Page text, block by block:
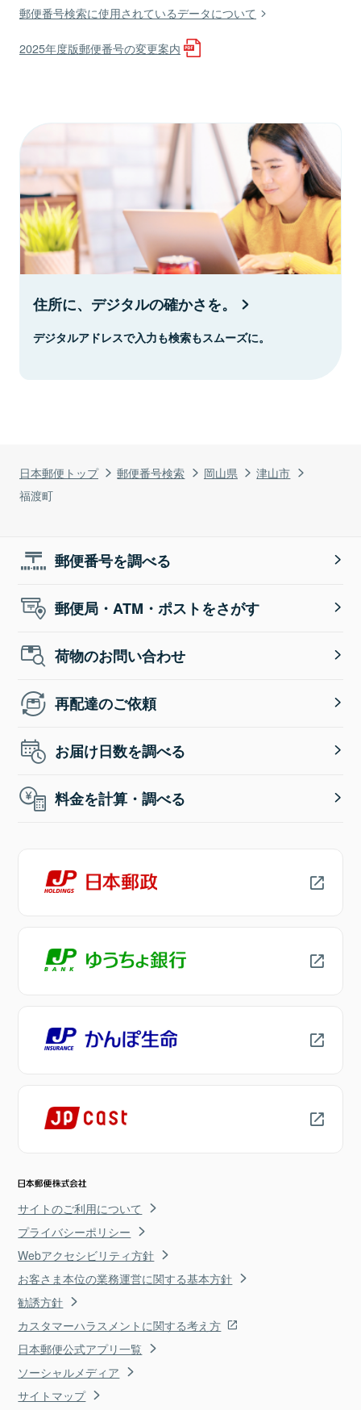
日本郵便トップ 郵便番号検索 岡山県
津山市
福渡町
郵便番号検索に使用されているデータについて
2025年度版郵便番号の変更案内
住所に、デジタルの確かさを。
デジタルアドレスで入力も検索もスムーズに。
郵便番号を調べる
郵便局・ATM・ポストをさがす
荷物のお問い合わせ
再配達のご依頼
お届け日数を調べる
料金を計算・調べる
サイトのご利用について
プライバシーポリシー
Webアクセシビリティ方針
お客さま本位の業務運営に関する基本方針
勧誘方針
カスタマーハラスメントに関する考え方
日本郵便公式アプリ一覧
ソーシャルメディア
サイトマップ